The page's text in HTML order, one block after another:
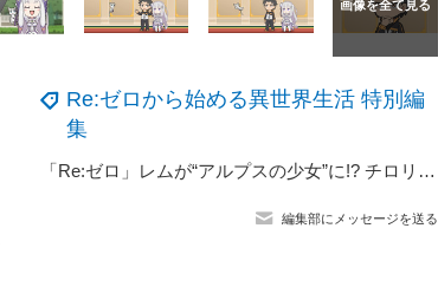
Re:ゼロから始める異世界生活 特別編
集
「Re:ゼロ」レムが“アルプスの少女”に!? チロリアン衣装でフィギュア化！ “ヤッホー”ポーズや刺繍までこだわり
編集部にメッセージを送る